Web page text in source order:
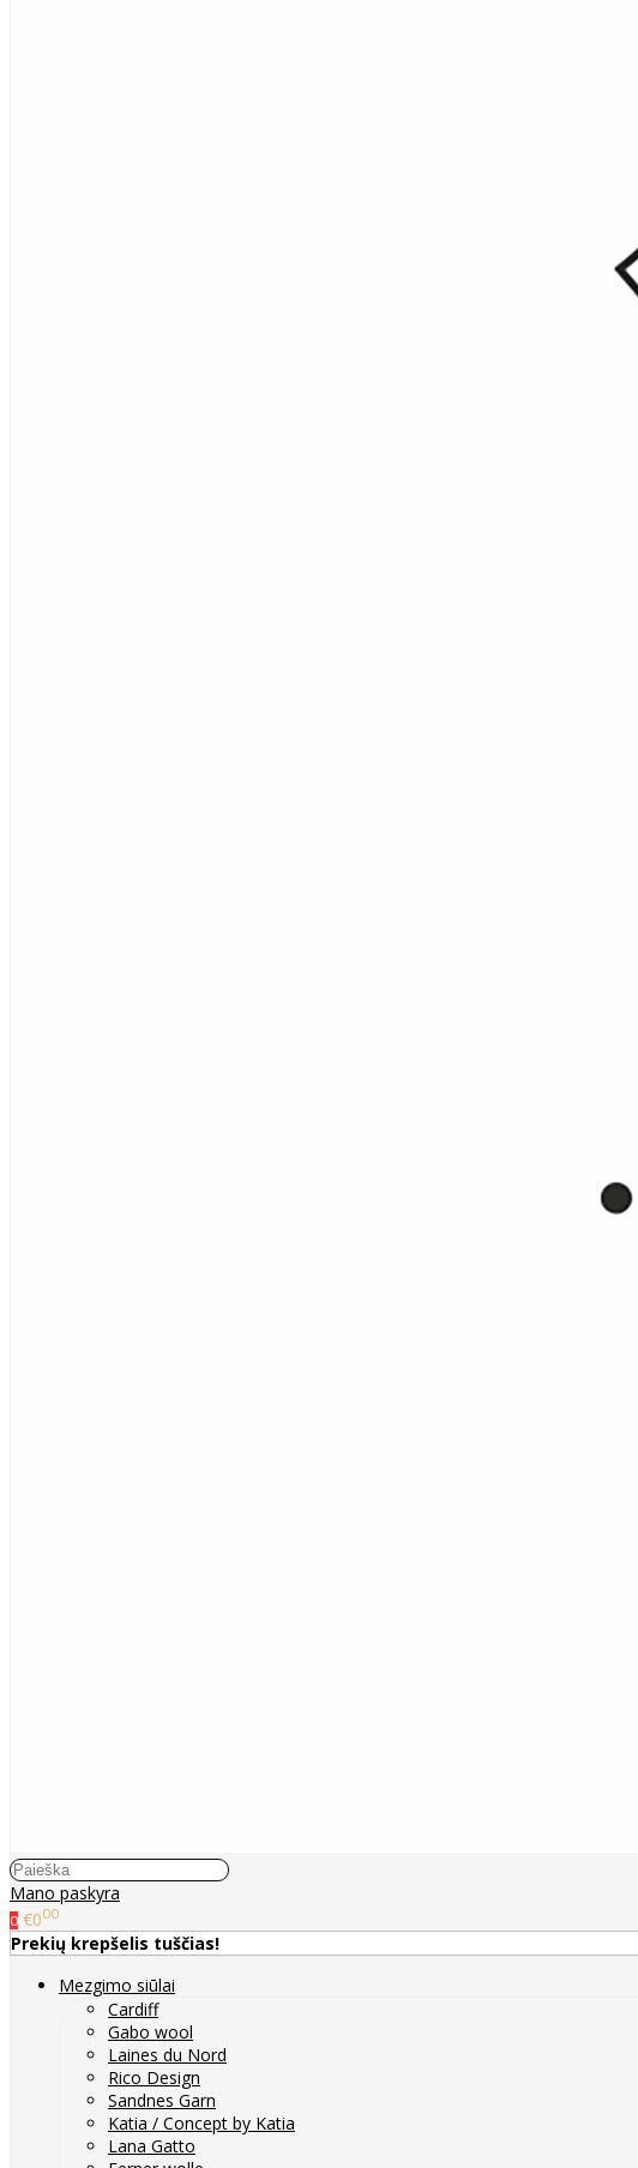
Mano paskyra
0 €000
Prekių krepšelis tuščias!
Mezgimo siūlai
Cardiff
Gabo wool
Laines du Nord
Rico Design
Sandnes Garn
Katia / Concept by Katia
Lana Gatto